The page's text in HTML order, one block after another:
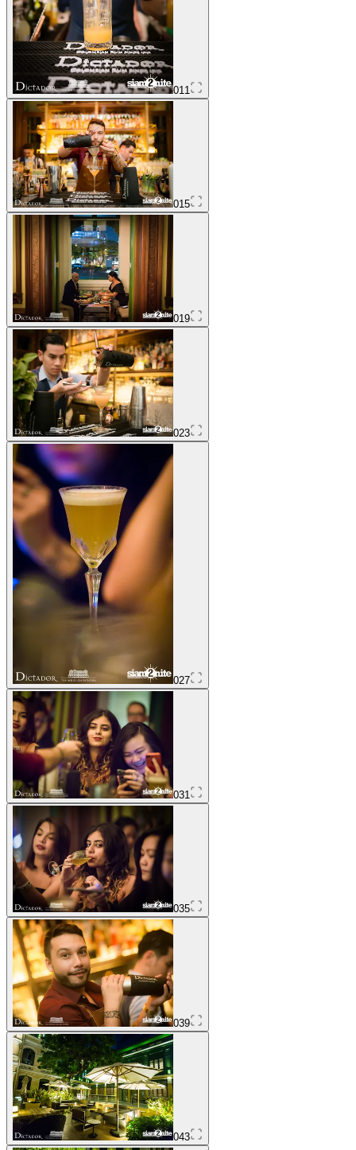
011
015
019
023
027
031
035
039
043